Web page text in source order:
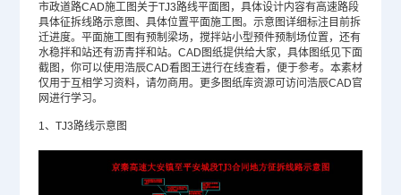
市政道路CAD施工图关于TJ3路线平面图，具体设计内容有高速路段
具体征拆线路示意图、具体位置平面施工图。示意图详细标注目前拆
迁进度。平面施工图有预制梁场，搅拌站小型预件预制场位置，还有
水稳拌和站还有沥青拌和站。 CAD图纸提供给大家，具体图纸见下面
截图，你可以使用浩辰CAD看图王进行在线查看，便于参考。本素材
仅用于互相学习资料，请勿商用。更多图纸库资源可访问浩辰CAD官
网进行学习。
1、TJ3路线示意图